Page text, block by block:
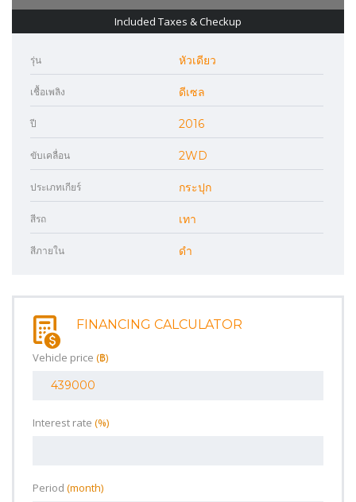
Included Taxes & Checkup
รุ่น หัวเดียว
เชื้อเพลิง ดีเซล
ปี 2016
ขับเคลื่อน 2WD
ประเภทเกียร์ กระปุก
สีรถ เทา
สีภายใน ดำ
FINANCING CALCULATOR
Vehicle price (‎฿)
Interest rate (%)
Period (month)